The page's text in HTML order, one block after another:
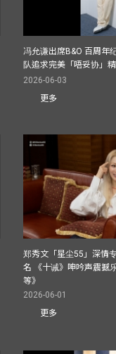
冯允谦出席B&O 百周年
队追求完美「唔妥协」
2026-06-03
更多
郑秀文「星尘55」深情
名 《十诫》呻吟声震撼
等》
2026-06-01
更多